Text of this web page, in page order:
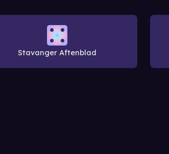
Stavanger Aftenblad